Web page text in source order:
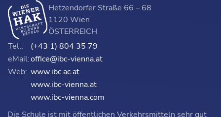
Hetzendorfer Straße 66 – 68
1120 Wien
ÖSTERREICH
Tel.:
(+43 1) 804 35 79
eMail:office@ibc-vienna.at
Web: www.ibc.ac.at
www.ibc-vienna.at
www.ibc-vienna.com
Die Schule ist mit öffentlichen Verkehrsmitteln sehr gut